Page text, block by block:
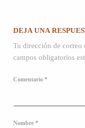
DEJA UNA
Tu dirección de correo
campos obligatorios
Comentario *
Nombre *